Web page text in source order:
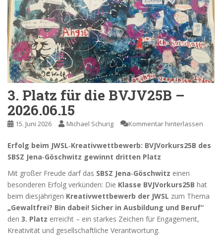
3. Platz für die BVJV25B –
2026.06.15
15. Juni 2026 Michael Schurig Kommentar hinterlassen
Erfolg beim JWSL‑Kreativwettbewerb: BVJVorkurs25B des
SBSZ Jena‑Göschwitz gewinnt dritten Platz
Mit großer Freude darf das SBSZ Jena‑Göschwitz einen
besonderen Erfolg verkünden: Die Klasse BVJVorkurs25B hat
beim diesjährigen Kreativwettbewerb der JWSL zum Thema
„Gewaltfrei? Bin dabei! Sicher in Ausbildung und Beruf“
den 3. Platz erreicht – ein starkes Zeichen für Engagement,
Kreativität und gesellschaftliche Verantwortung.